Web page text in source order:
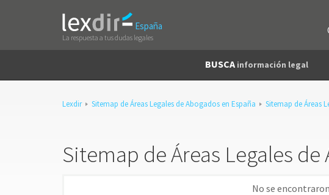
España
La respuesta a tus dudas legales
BUSCA información legal
Lexdir Sitemap de Áreas Legales de Abogados en España Sitemap de Áreas
Sitemap de Áreas Legales de
No se